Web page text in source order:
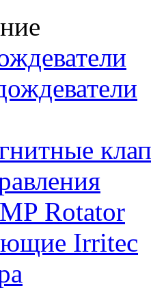
Rotator
Irritec